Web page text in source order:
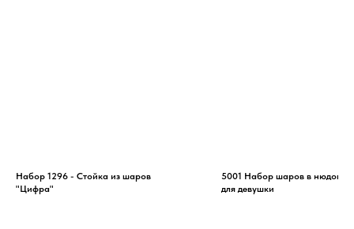
Набор 1296 - Стойка из шаров
"Цифра"
5001 Набор шаров в нюдовых
для девушки